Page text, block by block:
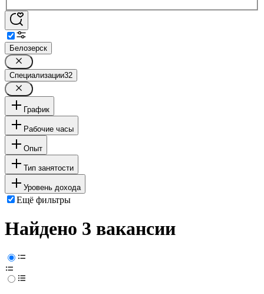
Белозерск
Специализации32
График
Рабочие часы
Опыт
Тип занятости
Уровень дохода
Ещё фильтры
Найдено 3 вакансии